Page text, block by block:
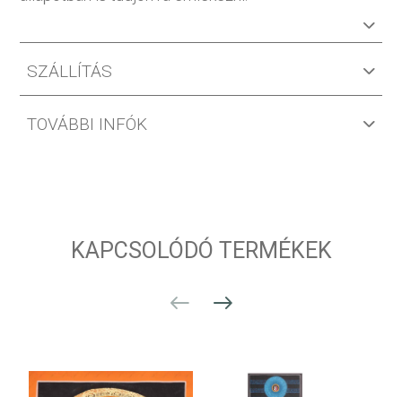
SZÁLLÍTÁS
TOVÁBBI INFÓK
KAPCSOLÓDÓ TERMÉKEK